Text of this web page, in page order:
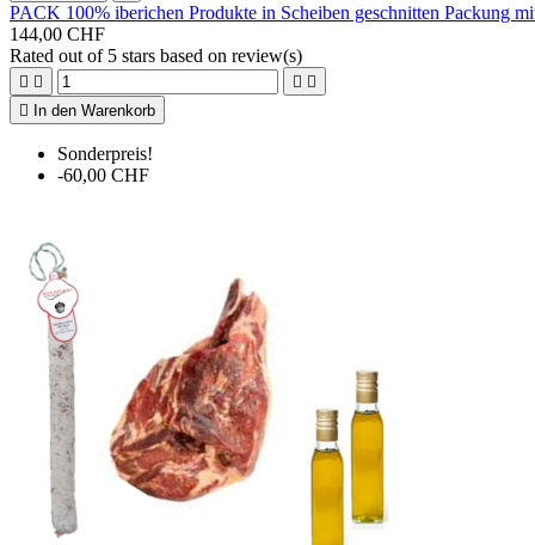
PACK 100% iberichen Produkte in Scheiben geschnitten Packung
144,00 CHF
Rated out of 5 stars based on review(s)
   

In den Warenkorb
Sonderpreis!
-60,00 CHF